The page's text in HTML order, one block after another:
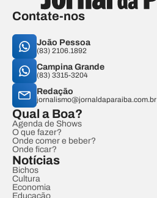
Contate-nos
João Pessoa
(83) 2106.1892
Campina Grande
(83) 3315-3204
Redação
jornalismo@jornaldaparaiba.com.br
Qual a Boa?
Agenda de Shows
O que fazer?
Onde comer e beber?
Onde ficar?
Notícias
Bichos
Cultura
Economia
Educação